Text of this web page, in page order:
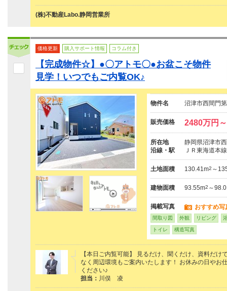
(株)不動産Labo.静岡営業所
価格更新 購入サポート情報 コラム付き
【完成物件☆】●〇アトモ〇●お盆こそ物件
見学！いつでもご内覧OK♪
物件名 沼津市西間門
販売価格 2480万円
所在地
静岡県沼津市
沿線・駅
ＪＲ東海道本
土地面積 130.41m2 ～
建物面積 93.55m2 ～
掲載写真 おすすめ写
間取り図 外観 リビング
トイレ 構造写真
【本日ご内覧可能】 見るだけ、聞くだけ、資料だ
なく周辺環境もご案内いたします！ お休みの日やお
ください♪
担当： 川俣 凌